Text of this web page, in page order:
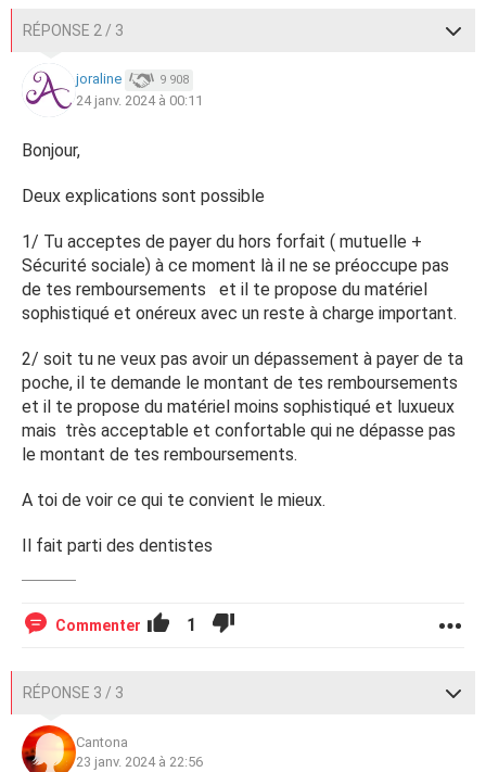
RÉPONSE 2 / 3
joraline 9 908
24 janv. 2024 à 00:11
Bonjour,
Deux explications sont possible
1/ Tu acceptes de payer du hors forfait ( mutuelle +
Sécurité sociale) à ce moment là il ne se préoccupe pas
de tes remboursements et il te propose du matériel
sophistiqué et onéreux avec un reste à charge important.
2/ soit tu ne veux pas avoir un dépassement à payer de ta
poche, il te demande le montant de tes remboursements
et il te propose du matériel moins sophistiqué et luxueux
mais très acceptable et confortable qui ne dépasse pas
le montant de tes remboursements.
A toi de voir ce qui te convient le mieux.
Il fait parti des dentistes
Commenter 1
RÉPONSE 3 / 3
Cantona
23 janv. 2024 à 22:56